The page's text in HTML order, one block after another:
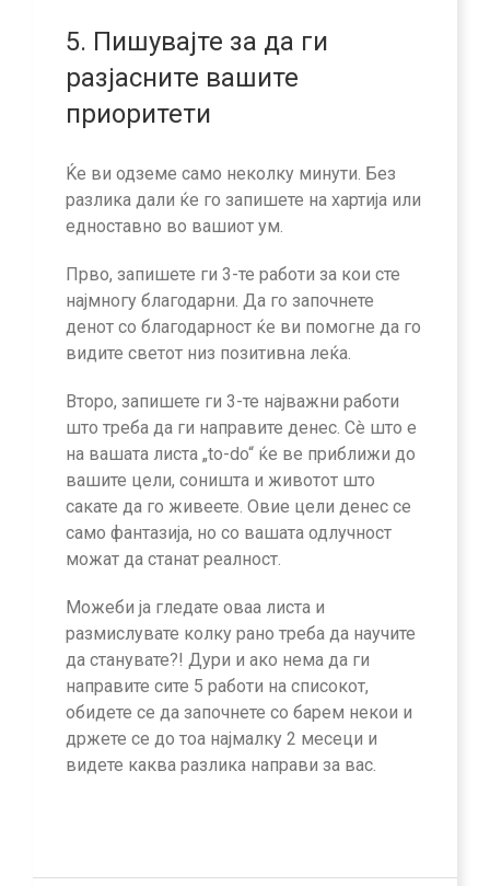
5. Пишувајте за да ги
разјасните вашите
приоритети
Ќе ви одземе само неколку минути. Без
разлика дали ќе го запишете на хартија или
едноставно во вашиот ум.
Прво, запишете ги 3-те работи за кои сте
најмногу благодарни. Да го започнете
денот со благодарност ќе ви помогне да го
видите светот низ позитивна леќа.
Второ, запишете ги 3-те најважни работи
што треба да ги направите денес. Сè што е
на вашата листа „to-do“ ќе ве приближи до
вашите цели, соништа и животот што
сакате да го живеете. Овие цели денес се
само фантазија, но со вашата одлучност
можат да станат реалност.
Можеби ја гледате оваа листа и
размислувате колку рано треба да научите
да станувате?! Дури и ако нема да ги
направите сите 5 работи на списокот,
обидете се да започнете со барем некои и
држете се до тоа најмалку 2 месеци и
видете каква разлика направи за вас.